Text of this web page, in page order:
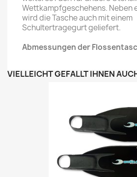
Wettkampfgeschehens. Neben
wird die Tasche auch mit einem
Schultertragegurt geliefert.
Abmessungen der
VIELLEICHT GEFÄLLT IHNEN